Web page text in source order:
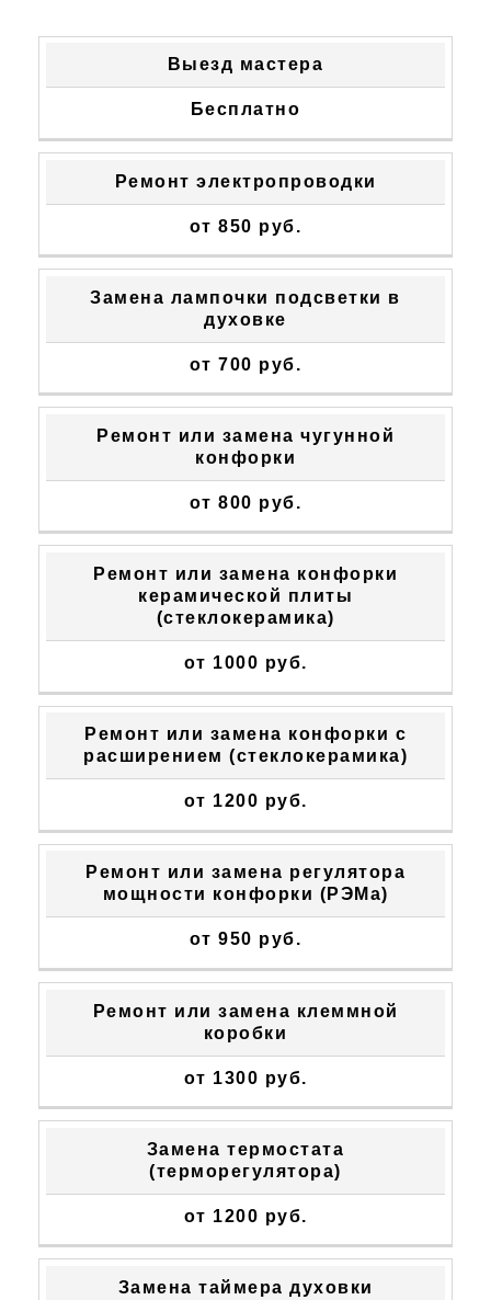
СТОИМОСТЬ
Выезд мастера
Бесплатно
Ремонт электропроводки
от 850 руб.
Замена лампочки подсветки в
духовке
от 700 руб.
Ремонт или замена чугунной
конфорки
от 800 руб.
Ремонт или замена конфорки
керамической плиты
(стеклокерамика)
от 1000 руб.
Ремонт или замена конфорки с
расширением (стеклокерамика)
от 1200 руб.
Ремонт или замена регулятора
мощности конфорки (РЭМа)
от 950 руб.
Ремонт или замена клеммной
коробки
от 1300 руб.
Замена термостата
(терморегулятора)
от 1200 руб.
Замена таймера духовки